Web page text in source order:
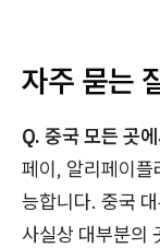
자주 묻는
Q. 중국 모든 곳
페이, 알리페이
능합니다. 중국
사실상 대부분의